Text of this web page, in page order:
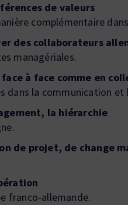
de valeurs
complémentaire
des collaborateurs
managériales.
à face comme en
dans la communication et
la hiérarchie
de projet, de change
franco-allemande.